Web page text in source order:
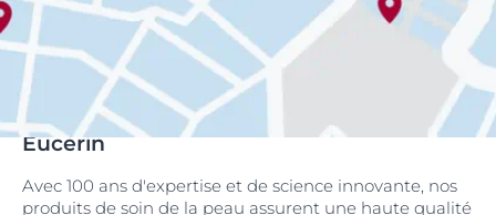
Eucerin
Avec 100 ans d'expertise et de science innovante, nos
produits de soin de la peau assurent une haute qualité